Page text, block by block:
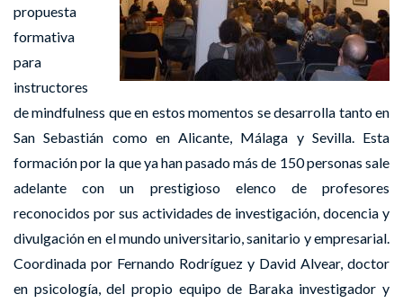
propuesta
formativa
para
instructores
de mindfulness que en estos momentos se desarrolla tanto en
San Sebastián como en Alicante, Málaga y Sevilla. Esta
formación por la que ya han pasado más de 150 personas sale
adelante con un prestigioso elenco de profesores
reconocidos por sus actividades de investigación, docencia y
divulgación en el mundo universitario, sanitario y empresarial.
Coordinada por Fernando Rodríguez y David Alvear, doctor
en psicología, del propio equipo de Baraka investigador y